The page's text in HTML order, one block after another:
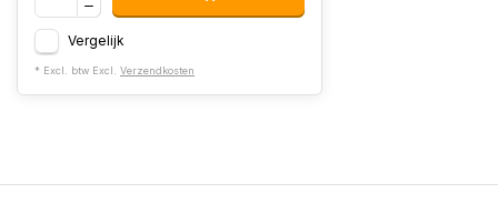
Vergelijk
* Excl. btw Excl. Verzendkosten